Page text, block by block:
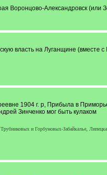
Воронцово-Александровск (или
власть на Луганщине
1904 г. р, Прибыла в
Зинченко мог быть кулаком
и Горбуновых-Забайкалье,